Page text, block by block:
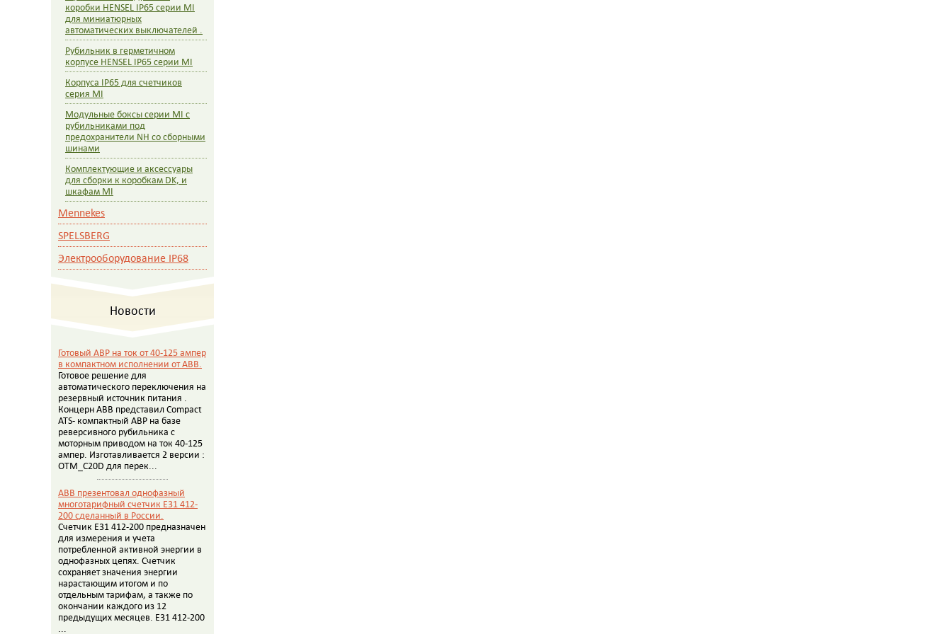
коробки HENSEL IP65 серии MI
для миниатюрных
автоматических выключателей .
Рубильник в герметичном
корпусе HENSEL IP65 серии MI
Корпуса IP65 для счетчиков
серия MI
Модульные боксы серии MI c
рубильниками под
предохранители NH со сборными
шинами
Комплектующие и аксессуары
для сборки к коробкам DK, и
шкафам MI
Mennekes
SPELSBERG
Электрооборудование IP68
Новости
Готовый АВР на ток от 40-125 ампер
в компактном исполнении от АВВ.
Готовое решение для
автоматического переключения на
резервный источник питания .
Концерн АВВ представил Compact
ATS- компактный АВР на базе
реверсивного рубильника с
моторным приводом на ток 40-125
ампер. Изготавливается 2 версии :
OTM_C20D для перек...
ABB презентовал однофазный
многотарифный счетчик E31 412-
200 сделанный в России.
Счетчик E31 412-200 предназначен
для измерения и учета
потребленной активной энергии в
однофазных цепях. Счетчик
сохраняет значения энергии
нарастающим итогом и по
отдельным тарифам, а также по
окончании каждого из 12
предыдущих месяцев. E31 412-200
...